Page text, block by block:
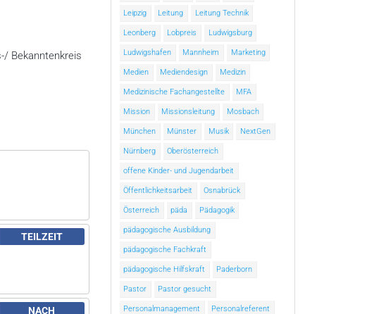
Bekanntenkreis
TEILZEIT
NACH
Leipzig Leitung Leitung Technik
Leonberg Lobpreis Ludwigsburg
Ludwigshafen Mannheim Marketing
Medien Mediendesign Medizin
Medizinische Fachangestellte MFA
Mission Missionsleitung Mosbach
München Münster Musik NextGen
Nürnberg Oberösterreich
offene Kinder- und Jugendarbeit
Öffentlichkeitsarbeit Osnabrück
Österreich päda Pädagogik
pädagogische Ausbildung
pädagogische Fachkraft
pädagogische Hilfskraft Paderborn
Pastor Pastor gesucht
Personalmanagement Personalreferent